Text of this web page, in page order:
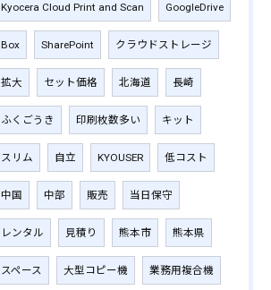
Kyocera Cloud Print and Scan GoogleDrive
Box SharePoint クラウドストレージ
拡大 セット価格 北海道 長崎
ふくごうき 印刷枚数多い キット
スリム 自立 KYOUSER 低コスト
中国 中部 販売 当日保守
レンタル 見積り 熊本市 熊本県
スペース 大型コピー機 業務用複合機